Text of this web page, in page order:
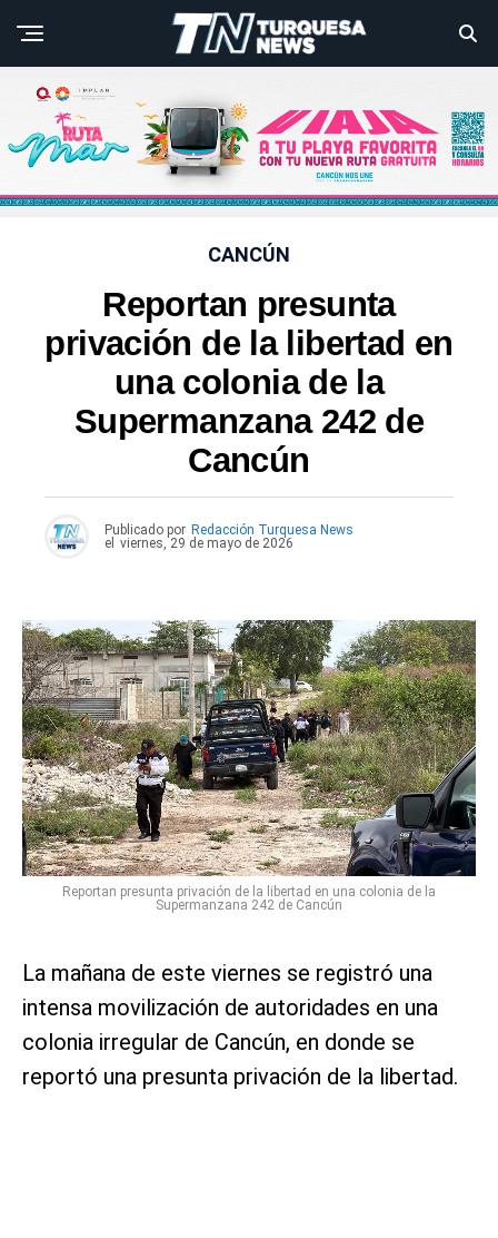
CANCÚN
Reportan presunta
privación de la libertad en
una colonia de la
Supermanzana 242 de
Cancún
Publicado por Redacción Turquesa News
el viernes, 29 de mayo de 2026
Reportan presunta privación de la libertad en una colonia de la
Supermanzana 242 de Cancún
La mañana de este viernes se registró una
intensa movilización de autoridades en una
colonia irregular de Cancún, en donde se
reportó una presunta privación de la libertad.